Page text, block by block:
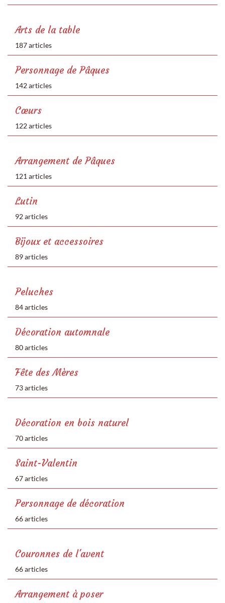
Arts de la table
187 articles
Personnage de Pâques
142 articles
Cœurs
122 articles
Arrangement de Pâques
121 articles
Lutin
92 articles
Bijoux et accessoires
89 articles
Peluches
84 articles
Décoration automnale
80 articles
Fête des Mères
73 articles
Décoration en bois naturel
70 articles
Saint-Valentin
67 articles
Personnage de décoration
66 articles
Couronnes de l'avent
66 articles
Arrangement à poser